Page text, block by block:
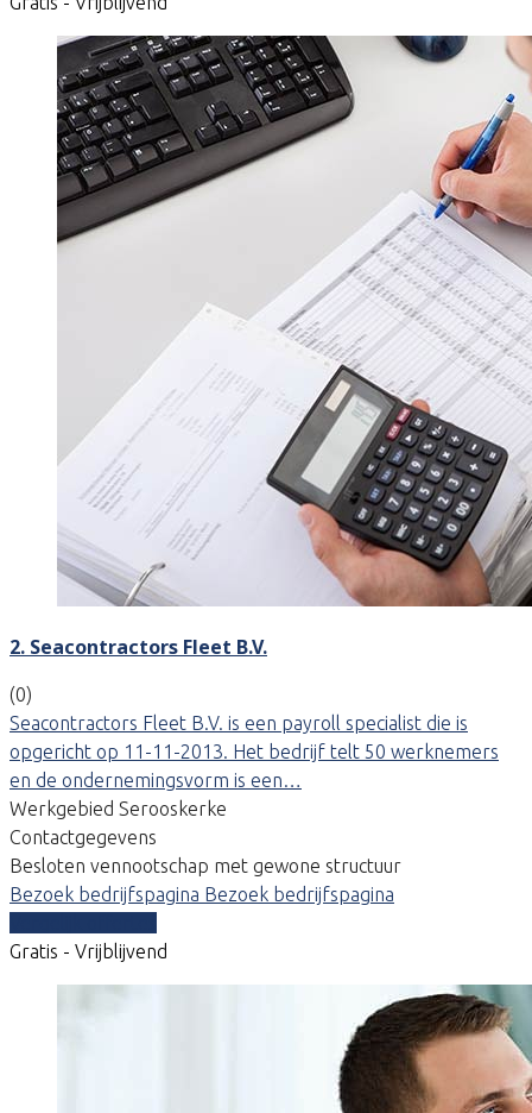
2. Seacontractors Fleet B.V.
(0)
Seacontractors Fleet B.V. is een payroll specialist die is
opgericht op 11-11-2013. Het bedrijf telt 50 werknemers
en de ondernemingsvorm is een…
Werkgebied Serooskerke
Contactgegevens
Besloten vennootschap met gewone structuur
Bezoek bedrijfspagina Bezoek bedrijfspagina
Gratis - Vrijblijvend